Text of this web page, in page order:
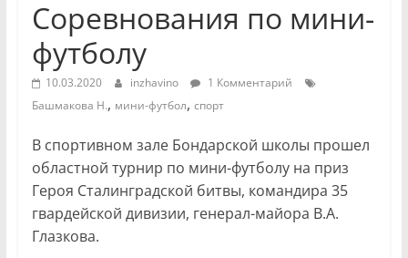
Соревнования по мини-
футболу
10.03.2020 inzhavino
1 Комментарий
Башмакова Н., мини-футбол, спорт
В спортивном зале Бондарской школы прошел
областной турнир по мини-футболу на приз
Героя Сталинградской битвы, командира 35
гвардейской дивизии, генерал-майора В.А.
Глазкова.